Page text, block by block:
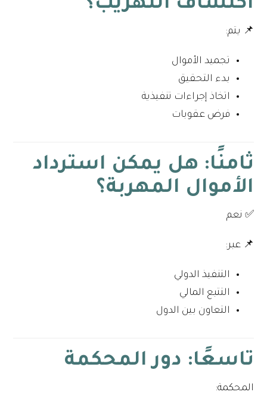
اكتشاف التهريب؟
📌 يتم:
تجميد الأموال
بدء التحقيق
اتخاذ إجراءات تنفيذية
فرض عقوبات
ثامنًا: هل يمكن استرداد
الأموال المهربة؟
✅ نعم
📌 عبر:
التنفيذ الدولي
التتبع المالي
التعاون بين الدول
تاسعًا: دور المحكمة
المحكمة: